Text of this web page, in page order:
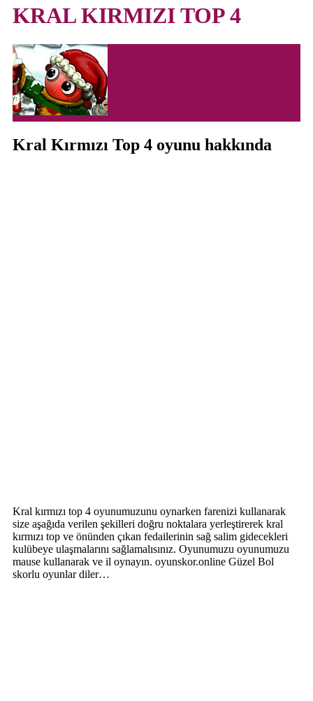
KRAL KIRMIZI TOP 4
Kral Kırmızı Top 4 oyunu hakkında
Kral kırmızı top 4 oyunumuzunu oynarken farenizi kullanarak
size aşağıda verilen şekilleri doğru noktalara yerleştirerek kral
kırmızı top ve önünden çıkan fedailerinin sağ salim gidecekleri
kulübeye ulaşmalarını sağlamalısınız. Oyunumuzu oyunumuzu
mause kullanarak ve il oynayın. oyunskor.online Güzel Bol
skorlu oyunlar diler…